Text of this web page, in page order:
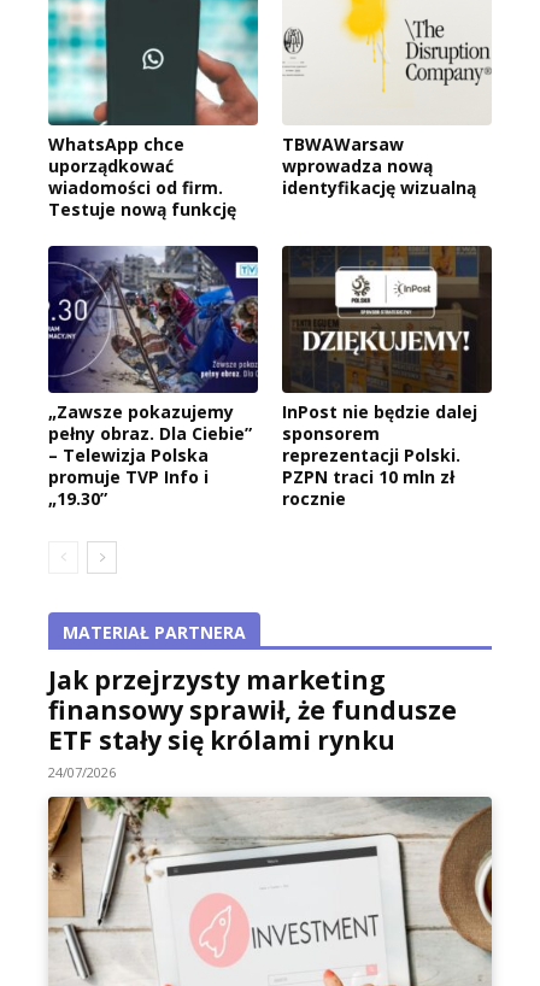
WhatsApp chce
uporządkować
wiadomości od firm.
Testuje nową funkcję
TBWAWarsaw
wprowadza nową
identyfikację wizualną
„Zawsze pokazujemy
pełny obraz. Dla Ciebie”
– Telewizja Polska
promuje TVP Info i
„19.30”
InPost nie będzie dalej
sponsorem
reprezentacji Polski.
PZPN traci 10 mln zł
rocznie
MATERIAŁ PARTNERA
Jak przejrzysty marketing
finansowy sprawił, że fundusze
ETF stały się królami rynku
24/07/2026